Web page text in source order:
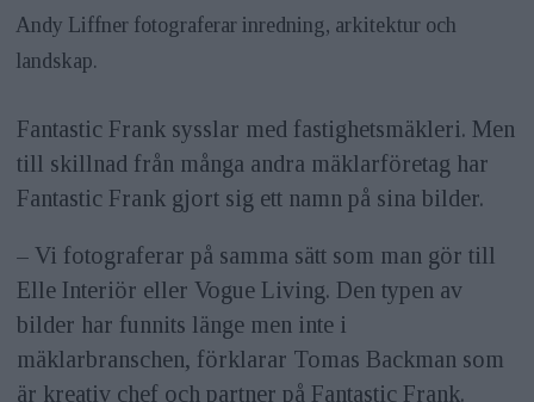
Andy Liffner fotograferar inredning, arkitektur och
landskap.
Fantastic Frank sysslar med fastighetsmäkleri. Men
till skillnad från många andra mäklarföretag har
Fantastic Frank gjort sig ett namn på sina bilder.
– Vi fotograferar på samma sätt som man gör till
Elle Interiör eller Vogue Living. Den typen av
bilder har funnits länge men inte i
mäklarbranschen, förklarar Tomas Backman som
är kreativ chef och partner på Fantastic Frank.